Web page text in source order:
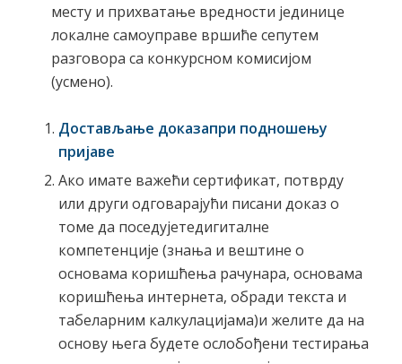
месту и прихватање вредности јединице
локалне самоуправе вршиће сепутем
разговора са конкурсном комисијом
(усмено).
Достављање доказапри подношењу
пријаве
Ако имате важећи сертификат, потврду
или други одговарајући писани доказ о
томе да поседујетедигиталне
компетенције (знања и вештине о
основама коришћења рачунара, основама
коришћења интернета, обради текста и
табеларним калкулацијама)и желите да на
основу њега будете ослобођени тестирања